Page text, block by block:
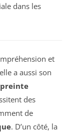
dans les
et
a aussi son
des
de
. D’un côté, la